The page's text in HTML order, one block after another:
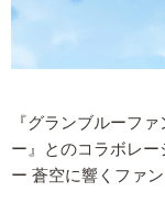
『グランブルーフ
ー』とのコラボレ
ー 蒼空に響くファ